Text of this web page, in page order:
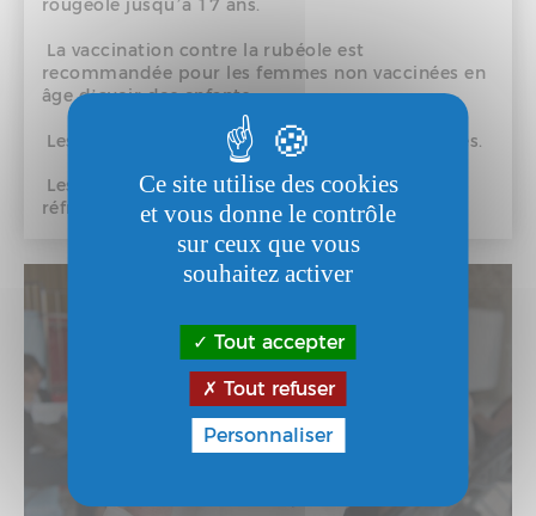
rougeole jusqu’à 17 ans.
La vaccination contre la rubéole est
recommandée pour les femmes non vaccinées en
âge d’avoir des enfants.
Les vaccinations de voyage sont toutes payantes.
Les vaccins doivent être conservés au
réfrigérateur, entre +2°C et+ 8°C.
Ce site utilise des cookies
et vous donne le contrôle
sur ceux que vous
souhaitez activer
Tout accepter
Tout refuser
Personnaliser